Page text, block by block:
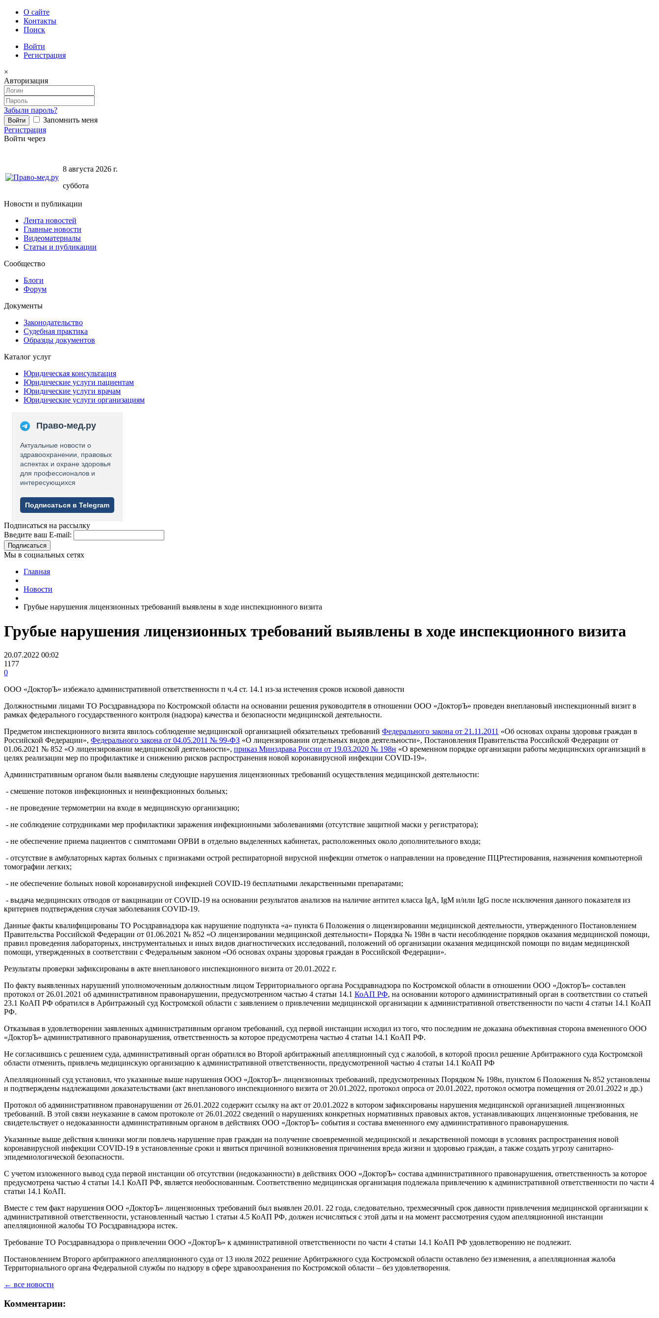
О сайте
Контакты
Поиск
Войти
Регистрация
×
Авторизация
Забыли пароль?
Запомнить меня
Регистрация
Войти через
8 августа 2026 г.
суббота
Новости и публикации
Лента новостей
Главные новости
Видеоматериалы
Статьи и публикации
Сообщество
Блоги
Форум
Документы
Законодательство
Судебная практика
Образцы документов
Каталог услуг
Юридическая консультация
Юридические услуги пациентам
Юридические услуги врачам
Юридические услуги организациям
Право-мед.ру
Актуальные новости о
здравоохранении, правовых
аспектах и охране здоровья
для профессионалов и
интересующихся
Подписаться в Telegram
Подписаться на рассылку
Введите ваш E-mail:
Подписаться
Мы в социальных сетях
Главная
Новости
Грубые нарушения лицензионных требований выявлены в ходе инспекционного визита
Грубые нарушения лицензионных требований выявлены в ходе инспекционного визита
20.07.2022 00:02
1177
0
ООО «ДокторЪ» избежало административной ответственности п ч.4 ст. 14.1 из-за истечения сроков исковой давности
Должностными лицами ТО Росздравнадзора по Костромской области на основании решения руководителя в отношении ООО «ДокторЪ» проведен внеплановый инспекционный визит в
рамках федерального государственного контроля (надзора) качества и безопасности медицинской деятельности.
Предметом инспекционного визита явилось соблюдение медицинской организацией обязательных требований Федерального закона от 21.11.2011 «Об основах охраны здоровья граждан в
Российской Федерации», Федерального закона от 04.05.2011 № 99-ФЗ «О лицензировании отдельных видов деятельности», Постановления Правительства Российской Федерации от
01.06.2021 № 852 «О лицензировании медицинской деятельности», приказ Минздрава России от 19.03.2020 № 198н «О временном порядке организации работы медицинских организаций в
целях реализации мер по профилактике и снижению рисков распространения новой коронавирусной инфекции COVID-19».
Административным органом были выявлены следующие нарушения лицензионных требований осуществления медицинской деятельности:
- смешение потоков инфекционных и неинфекционных больных;
- не проведение термометрии на входе в медицинскую организацию;
- не соблюдение сотрудниками мер профилактики заражения инфекционными заболеваниями (отсутствие защитной маски у регистратора);
- не обеспечение приема пациентов с симптомами ОРВИ в отдельно выделенных кабинетах, расположенных около дополнительного входа;
- отсутствие в амбулаторных картах больных с признаками острой респираторной вирусной инфекции отметок о направлении на проведение ПЦРтестирования, назначения компьютерной
томографии легких;
- не обеспечение больных новой коронавирусной инфекцией COVID-19 бесплатными лекарственными препаратами;
- выдача медицинских отводов от вакцинации от COVID-19 на основании результатов анализов на наличие антител класса IgA, IgM и/или IgG после исключения данного показателя из
критериев подтверждения случая заболевания COVID-19.
Данные факты квалифицированы ТО Росздравнадзора как нарушение подпункта «а» пункта 6 Положения о лицензировании медицинской деятельности, утвержденного Постановлением
Правительства Российской Федерации от 01.06.2021 № 852 «О лицензировании медицинской деятельности» Порядка № 198н в части несоблюдение порядков оказания медицинской помощи,
правил проведения лабораторных, инструментальных и иных видов диагностических исследований, положений об организации оказания медицинской помощи по видам медицинской
помощи, утвержденных в соответствии с Федеральным законом «Об основах охраны здоровья граждан в Российской Федерации».
Результаты проверки зафиксированы в акте внепланового инспекционного визита от 20.01.2022 г.
По факту выявленных нарушений уполномоченным должностным лицом Территориального органа Росздравнадзора по Костромской области в отношении ООО «ДокторЪ» составлен
протокол от 26.01.2021 об административном правонарушении, предусмотренном частью 4 статьи 14.1 КоАП РФ, на основании которого административный орган в соответствии со статьей
23.1 КоАП РФ обратился в Арбитражный суд Костромской области с заявлением о привлечении медицинской организации к административной ответственности по части 4 статьи 14.1 КоАП
РФ.
Отказывая в удовлетворении заявленных административным органом требований, суд первой инстанции исходил из того, что последним не доказана объективная сторона вмененного ООО
«ДокторЪ» административного правонарушения, ответственность за которое предусмотрена частью 4 статьи 14.1 КоАП РФ.
Не согласившись с решением суда, административный орган обратился во Второй арбитражный апелляционный суд с жалобой, в которой просил решение Арбитражного суда Костромской
области отменить, привлечь медицинскую организацию к административной ответственности, предусмотренной частью 4 статьи 14.1 КоАП РФ
Апелляционный суд установил, что указанные выше нарушения ООО «ДокторЪ» лицензионных требований, предусмотренных Порядком № 198н, пунктом 6 Положения № 852 установлены
и подтверждены надлежащими доказательствами (акт внепланового инспекционного визита от 20.01.2022, протокол опроса от 20.01.2022, протокол осмотра помещения от 20.01.2022 и др.)
Протокол об административном правонарушении от 26.01.2022 содержит ссылку на акт от 20.01.2022 в котором зафиксированы нарушения медицинской организацией лицензионных
требований. В этой связи неуказание в самом протоколе от 26.01.2022 сведений о нарушениях конкретных нормативных правовых актов, устанавливающих лицензионные требования, не
свидетельствует о недоказанности административным органом в действиях ООО «ДокторЪ» события и состава вмененного ему административного правонарушения.
Указанные выше действия клиники могли повлечь нарушение прав граждан на получение своевременной медицинской и лекарственной помощи в условиях распространения новой
коронавирусной инфекции COVID-19 в установленные сроки и явиться причиной возникновения причинения вреда жизни и здоровью граждан, а также создать угрозу санитарно-
эпидемиологической безопасности.
С учетом изложенного вывод суда первой инстанции об отсутствии (недоказанности) в действиях ООО «ДокторЪ» состава административного правонарушения, ответственность за которое
предусмотрена частью 4 статьи 14.1 КоАП РФ, является необоснованным. Соответственно медицинская организация подлежала привлечению к административной ответственности по части 4
статьи 14.1 КоАП.
Вместе с тем факт нарушения ООО «ДокторЪ» лицензионных требований был выявлен 20.01. 22 года, следовательно, трехмесячный срок давности привлечения медицинской организации к
административной ответственности, установленный частью 1 статьи 4.5 КоАП РФ, должен исчисляться с этой даты и на момент рассмотрения судом апелляционной инстанции
апелляционной жалобы ТО Росздравнадзора истек.
Требование ТО Росздравнадзора о привлечении ООО «ДокторЪ» к административной ответственности по части 4 статьи 14.1 КоАП РФ удовлетворению не подлежит.
Постановлением Второго арбитражного апелляционного суда от 13 июля 2022 решение Арбитражного суда Костромской области оставлено без изменения, а апелляционная жалоба
Территориального органа Федеральной службы по надзору в сфере здравоохранения по Костромской области – без удовлетворения.
← все новости
Комментарии: